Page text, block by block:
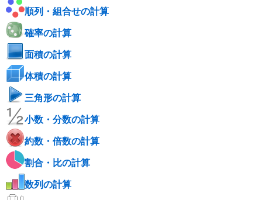
順列・組合せの計算
確率の計算
面積の計算
体積の計算
三角形の計算
小数・分数の計算
約数・倍数の計算
割合・比の計算
数列の計算